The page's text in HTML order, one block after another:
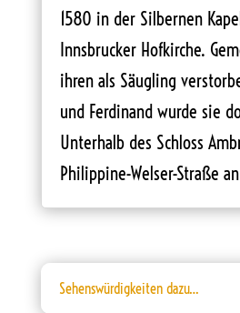
1580 in der Silbernen
Innsbrucker Hofkirche.
ihren als Säugling
und Ferdinand wurde sie
Unterhalb des Schloss
Philippine-Welser-Straße
Sehenswürdigkeiten dazu…